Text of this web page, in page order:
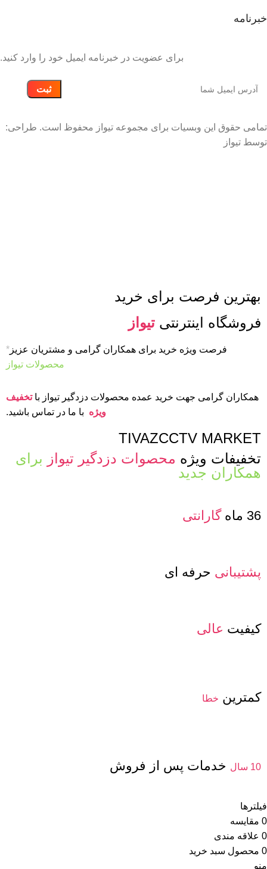
خبرنامه
برای عضویت در خبرنامه ایمیل خود را وارد کنید.
تمامی حقوق این وبسیات برای مجموعه تیواز محفوظ است. طراحی:
توسط تیواز
بهترین فرصت برای خرید
فروشگاه اینترنتی تیواز
فرصت ویژه خرید برای همکاران گرامی و مشتریان عزیز *
محصولات تیواز
همکاران گرامی جهت خرید عمده محصولات دزدگیر تیواز باتخفیف
ویژه با ما در تماس باشید.
TIVAZCCTV MARKET
تخفیفات ویژه محصوات دزدگیر تیواز برای
همکاران جدید
36 ماه گارانتی
پشتیبانی حرفه ای
کیفیت عالی
کمترین خطا
10 سال خدمات پس از فروش
فیلترها
0 مقایسه
0 علاقه مندی
0 محصول سبد خرید
منو